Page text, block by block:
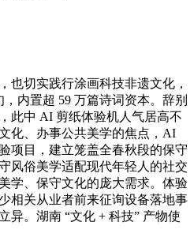
切实践行涂画科技非遗文化，
内置超 59 万篇诗词资本。辞别
此中 AI 剪纸体验机人气居高不
化、办事公共美学的焦点，AI
项目，建立笼盖全春秋段的保守
风俗美学适配现代年轻人的社交
学、保守文化的庞大需求。体验
相关从业者前来征询设备落地事
异。湖南 “文化 + 科技” 产物使